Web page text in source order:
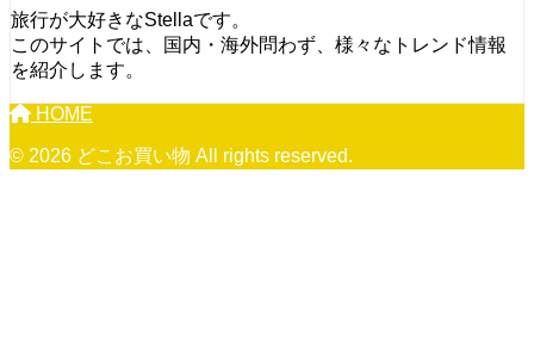
旅行が大好きなStellaです。
このサイトでは、国内・海外問わず、様々なトレンド情報
を紹介します。
HOME
© 2026 どこお買い物 All rights reserved.